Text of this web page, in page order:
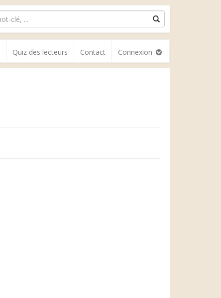
Quiz des lecteurs Contact Connexion